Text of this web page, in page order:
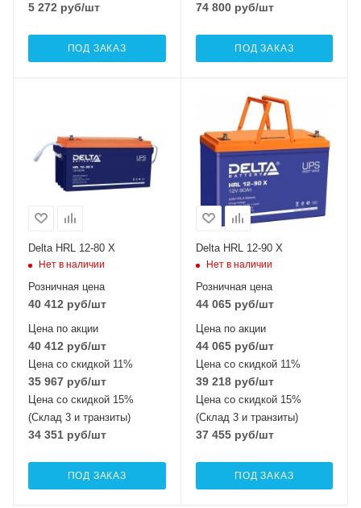
5 272 руб/шт
ПОД ЗАКАЗ
74 800руб/шт
ПОД ЗАКАЗ
Delta HRL 12-80 X
Нет в наличии
Розничная цена
40 412 руб/шт
Цена по акции
40 412 руб/шт
Цена со скидкой 11%
35 967 руб/шт
Цена со скидкой 15%
(Склад 3 и транзиты)
34 351 руб/шт
ПОД ЗАКАЗ
Delta HRL 12-90 X
Нет в наличии
Розничная цена
44 065руб/шт
Цена по акции
44 065руб/шт
Цена со скидкой 11%
39 218руб/шт
Цена со скидкой 15%
(Склад 3 и транзиты)
37 455руб/шт
ПОД ЗАКАЗ